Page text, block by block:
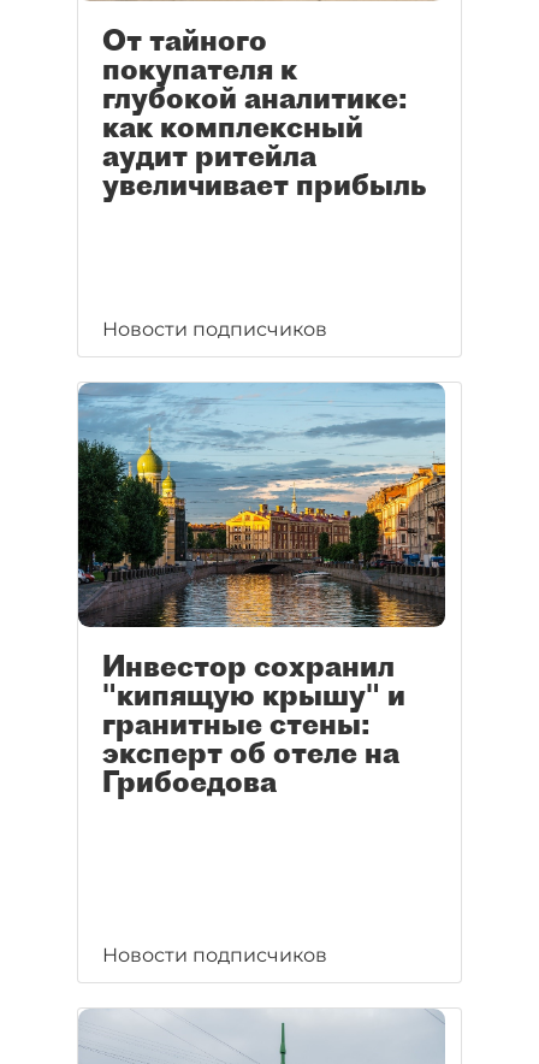
От тайного
покупателя к
глубокой аналитике:
как комплексный
аудит ритейла
увеличивает прибыль
Новости подписчиков
Инвестор сохранил
"кипящую крышу" и
гранитные стены:
эксперт об отеле на
Грибоедова
Новости подписчиков